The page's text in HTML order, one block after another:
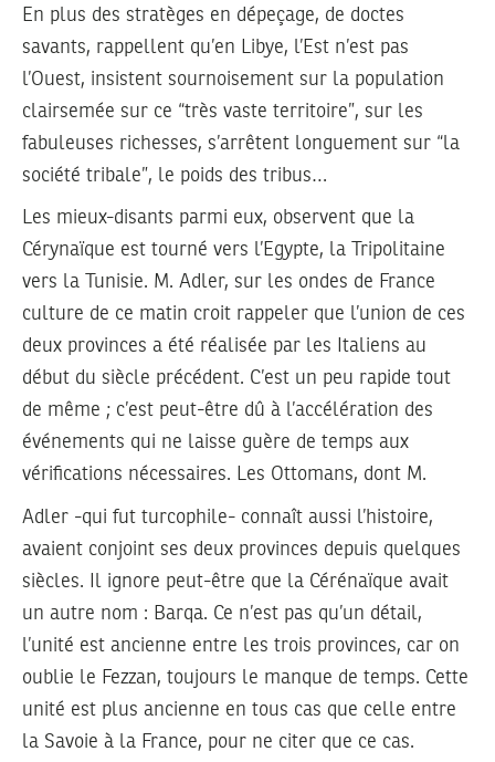
En plus des stratèges en dépeçage, de doctes
savants, rappellent qu’en Libye, l’Est n’est pas
l’Ouest, insistent sournoisement sur la population
clairsemée sur ce “très vaste territoire”, sur les
fabuleuses richesses, s’arrêtent longuement sur “la
société tribale”, le poids des tribus…
Les mieux-disants parmi eux, observent que la
Cérynaïque est tourné vers l’Egypte, la Tripolitaine
vers la Tunisie. M. Adler, sur les ondes de France
culture de ce matin croit rappeler que l’union de ces
deux provinces a été réalisée par les Italiens au
début du siècle précédent. C’est un peu rapide tout
de même ; c’est peut-être dû à l’accélération des
événements qui ne laisse guère de temps aux
vérifications nécessaires. Les Ottomans, dont M.
Adler -qui fut turcophile- connaît aussi l’histoire,
avaient conjoint ses deux provinces depuis quelques
siècles. Il ignore peut-être que la Cérénaïque avait
un autre nom : Barqa. Ce n’est pas qu’un détail,
l’unité est ancienne entre les trois provinces, car on
oublie le Fezzan, toujours le manque de temps. Cette
unité est plus ancienne en tous cas que celle entre
la Savoie à la France, pour ne citer que ce cas.